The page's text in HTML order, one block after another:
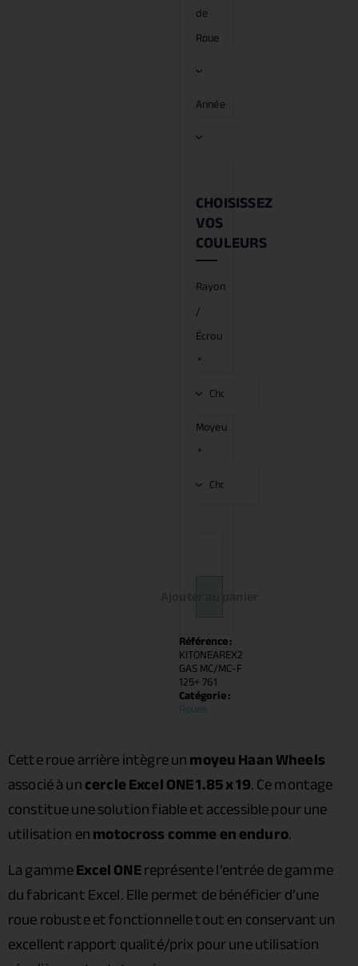
de
Roue
Année
CHOISISSEZ
VOS
COULEURS
Rayon
/
Écrou
*
Moyeu
*
Référence :
KITONEAREX2
GAS MC/MC-F
125+ 761
Catégorie :
Roues
Cette roue arrière intègre unmoyeu Haan Wheels
associé à uncercle Excel ONE 1.85 x 19. Ce montage
constitue une solution fiable et accessible pour une
utilisation enmotocross comme en enduro.
La gammeExcel ONEreprésente l’entrée de gamme
du fabricant Excel. Elle permet de bénéficier d’une
roue robuste et fonctionnelle tout en conservant un
excellent rapport qualité/prix pour une utilisation